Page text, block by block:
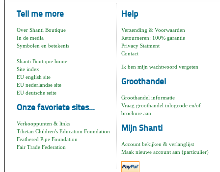
Tell me more
Over Shanti Boutique
In de media
Symbolen en betekenis
Shanti Boutique home
Site index
EU english site
EU nederlandse site
EU deutsche seite
Onze favoriete sites...
Verkooppunten & links
Tibetan Children's Education Foundation
Feathered Pipe Foundation
Fair Trade Federation
Help
Verzending & Voorwaarden
Retourneren: 100% garantie
Privacy Statment
Contact
Ik ben mijn wachtwoord vergeten
Groothandel
Groothandel informatie
Vraag groothandel inlogcode en/of
brochure aan
Mijn Shanti
Account bekijken & verlanglijst
Maak nieuwe account aan (particulier)